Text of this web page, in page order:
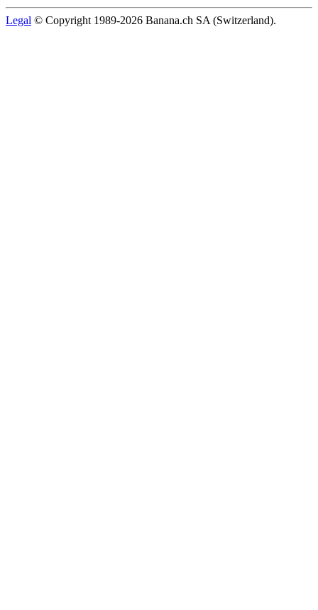
Legal © Copyright 1989-2026 Banana.ch SA (Switzerland).